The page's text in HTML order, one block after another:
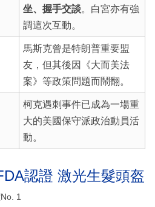
坐、握手交談。白宮亦有強
調這次互動。
馬斯克曾是特朗普重要盟
友，但其後因《大而美法
案》等政策問題而鬧翻。
柯克遇刺事件已成為一場重
大的美國保守派政治動員活
動。
認證 激光生髮頭盔
1